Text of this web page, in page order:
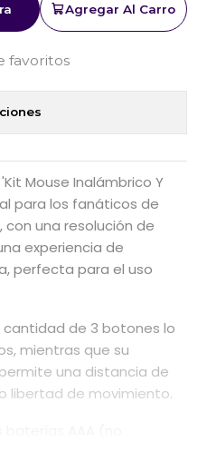
Agregar Al Carro
favoritos
Mouse Inalámbrico Y
para los fanáticos de
con una resolución de
experiencia de
perfecta para el uso
cantidad de 3 botones lo
mientras que su
una distancia de
libertad de movimiento.